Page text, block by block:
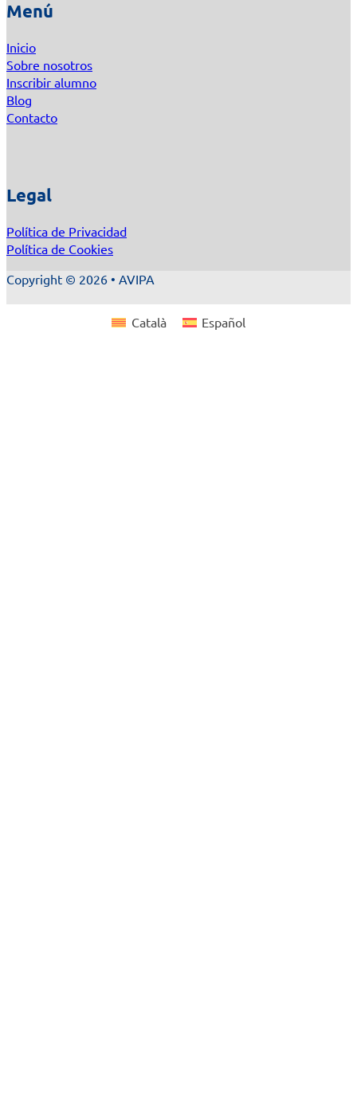
Menú
Inicio
Sobre nosotros
Inscribir alumno
Blog
Contacto
Legal
Política de Privacidad
Política de Cookies
Copyright © 2026 • AVIPA
Català Español